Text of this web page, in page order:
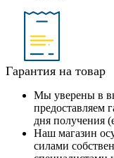
Гарантия на товар
Мы уверены в
предоставляем
дня получения
Наш магазин
силами